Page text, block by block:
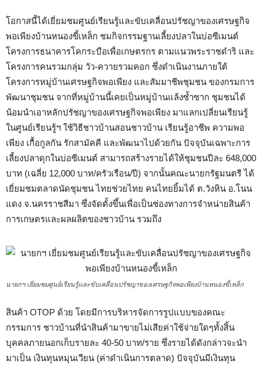
โอกาสนี้ได้เยี่ยมชมศูนย์เรียนรู้และขับเคลื่อนปรัชญาของเศรษฐกิจ
พอเพียงบ้านหนองขี้เหล็ก ชมกิจกรรมฐานเลี้ยงปลาในบ่อซีเมนต์
โครงการธนาคารโคกระบือเพื่อเกษตรกร ตามแนวพระราชดำริ และ
โครงการคนรวมกลุ่ม วัว-ควายรวมคอก ซึ่งดำเนินงานภายใต้
โครงการหมู่บ้านเศรษฐกิจพอเพียง และสัมมาชีพชุมชน ของกรมการ
พัฒนาชุมชน จากที่หมู่บ้านนี้เคยเป็นหมู่บ้านแล้งซ้ำซาก ชุมชนได้
น้อมนำเอาหลักปรัชญาของเศรษฐกิจพอเพียง มาแลกเปลี่ยนเรียนรู้
ในศูนย์เรียนรู้ฯ ใช้วิธีชาวบ้านสอนชาวบ้าน เรียนรู้อาชีพ ความพอ
เพียง เกื้อกูลกัน รักสามัคคี และพัฒนาไปด้วยกัน ปัจจุบันเฉพาะการ
เลี้ยงปลาดุกในบ่อซีเมนต์ สามารถสร้างรายได้ให้ชุมชนปีละ 648,000
บาท (เฉลี่ย 12,000 บาท/ครัวเรือน/ปี) จากนั้นคณะนายกรัฐมนตรี ได้
เยี่ยมชมตลาดนัดชุมชน ไทยช่วยไทย คนไทยยิ้มได้ ต.วังหิน อ.โนน
แดง จ.นครราชสีมา ซึ่งจัดตั้งขึ้นเพื่อเป็นช่องทางการจำหน่ายสินค้า
การเกษตรและผลผลิตของชาวบ้าน รวมถึง
นายกฯ เยี่ยมชมศูนย์เรียนรู้และขับเคลื่อนปรัชญาของเศรษฐกิจพอเพียงบ้านหนองขี้เหล็ก
สินค้า OTOP ด้วย โดยมีการบริหารจัดการรูปแบบของคณะ
กรรมการ ชาวบ้านที่นำสินค้ามาขายไม่เสียค่าใช้จ่ายใดๆทั้งสิ้น
บุคคลภายนอกเก็บรายละ 40-50 บาท/ราย ซึ่งรายได้ดังกล่าวจะนำ
มาเป็น เงินทุนหมุนเวียน (ค่าดำเนินการตลาด) ปัจจุบันมีเงินทุน